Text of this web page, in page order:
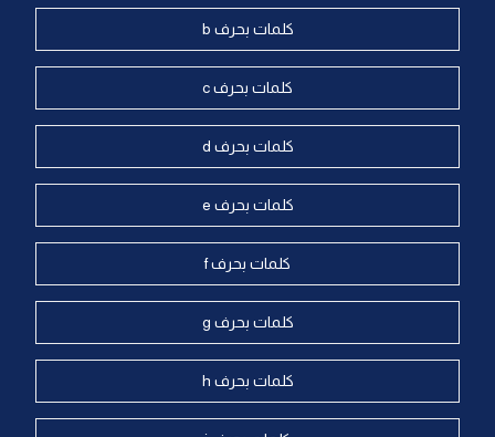
كلمات بحرف b
كلمات بحرف c
كلمات بحرف d
كلمات بحرف e
كلمات بحرف f
كلمات بحرف g
كلمات بحرف h